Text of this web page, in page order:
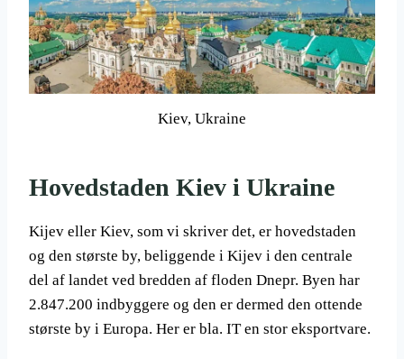
Kiev, Ukraine
Hovedstaden Kiev i Ukraine
Kijev eller Kiev, som vi skriver det, er hovedstaden
og den største by, beliggende i Kijev i den centrale
del af landet ved bredden af floden Dnepr. Byen har
2.847.200 indbyggere og den er dermed den ottende
største by i Europa. Her er bla. IT en stor eksportvare.